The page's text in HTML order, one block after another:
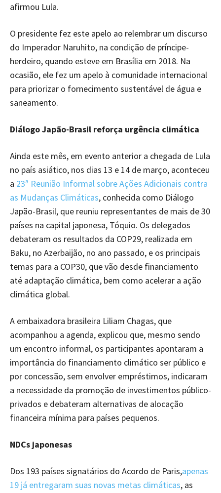
afirmou Lula.
O presidente fez este apelo ao relembrar um discurso
do Imperador Naruhito, na condição de príncipe-
herdeiro, quando esteve em Brasília em 2018. Na
ocasião, ele fez um apelo à comunidade internacional
para priorizar o fornecimento sustentável de água e
saneamento.
Diálogo Japão-Brasil reforça urgência climática
Ainda este mês, em evento anterior a chegada de Lula
no país asiático, nos dias 13 e 14 de março, aconteceu
a 23ª Reunião Informal sobre Ações Adicionais contra
as Mudanças Climáticas, conhecida como Diálogo
Japão-Brasil, que reuniu representantes de mais de 30
países na capital japonesa, Tóquio. Os delegados
debateram os resultados da COP29, realizada em
Baku, no Azerbaijão, no ano passado, e os principais
temas para a COP30, que vão desde financiamento
até adaptação climática, bem como acelerar a ação
climática global.
A embaixadora brasileira Liliam Chagas, que
acompanhou a agenda, explicou que, mesmo sendo
um encontro informal, os participantes apontaram a
importância do financiamento climático ser público e
por concessão, sem envolver empréstimos, indicaram
a necessidade da promoção de investimentos público-
privados e debateram alternativas de alocação
financeira mínima para países pequenos.
NDCs japonesas
Dos 193 países signatários do Acordo de Paris,apenas
19 já entregaram suas novas metas climáticas, as